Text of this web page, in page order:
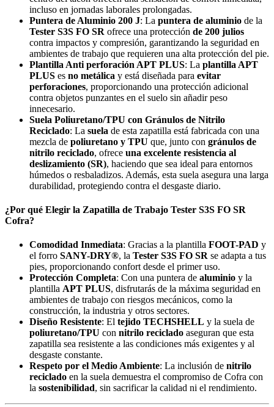
incluso en jornadas laborales prolongadas.
Puntera de Aluminio 200 J: La puntera de aluminio de la
Tester S3S FO SR ofrece una protección de 200 julios
contra impactos y compresión, garantizando la seguridad en
ambientes de trabajo que requieren una alta protección del pie.
Plantilla Anti perforación APT PLUS: La plantilla APT
PLUS es no metálica y está diseñada para evitar
perforaciones, proporcionando una protección adicional
contra objetos punzantes en el suelo sin añadir peso
innecesario.
Suela Poliuretano/TPU con Gránulos de Nitrilo
Reciclado: La suela de esta zapatilla está fabricada con una
mezcla de poliuretano y TPU que, junto con gránulos de
nitrilo reciclado, ofrece una excelente resistencia al
deslizamiento (SR), haciendo que sea ideal para entornos
húmedos o resbaladizos. Además, esta suela asegura una larga
durabilidad, protegiendo contra el desgaste diario.
¿Por qué Elegir la Zapatilla de Trabajo Tester S3S FO SR
Cofra?
Comodidad Inmediata: Gracias a la plantilla FOOT-PAD y
el forro SANY-DRY®, la Tester S3S FO SR se adapta a tus
pies, proporcionando confort desde el primer uso.
Protección Completa: Con una puntera de aluminio y la
plantilla APT PLUS, disfrutarás de la máxima seguridad en
ambientes de trabajo con riesgos mecánicos, como la
construcción, la industria y otros sectores.
Diseño Resistente: El tejido TECHSHELL y la suela de
poliuretano/TPU con nitrilo reciclado aseguran que esta
zapatilla sea resistente a las condiciones más exigentes y al
desgaste constante.
Respeto por el Medio Ambiente: La inclusión de nitrilo
reciclado en la suela demuestra el compromiso de Cofra con
la sostenibilidad, sin sacrificar la calidad ni el rendimiento.